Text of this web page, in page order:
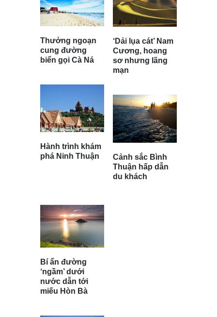
Thưởng ngoạn
cung đường
biển gọi Cà Ná
Hành trình khám
phá Ninh Thuận
‘Dải lụa cát’ Nam
Cương, hoang
sơ nhưng lãng
mạn
Cảnh sắc Bình
Thuận hấp dẫn
du khách
Bí ẩn đường
‘ngầm’ dưới
nước dẫn tới
miếu Hòn Bà